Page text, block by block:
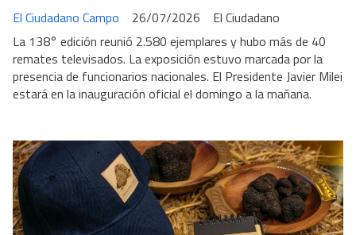
El Ciudadano
El Ciudadano Campo
26/07/2026
La 138° edición reunió 2.580 ejemplares y hubo más de 40
remates televisados. La exposición estuvo marcada por la
presencia de funcionarios nacionales. El Presidente Javier Milei
estará en la inauguración oficial el domingo a la mañana.